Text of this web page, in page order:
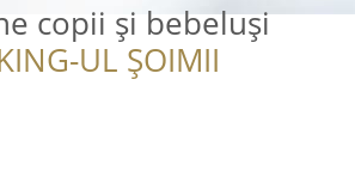
copii și bebeluși
UL ȘOIMII